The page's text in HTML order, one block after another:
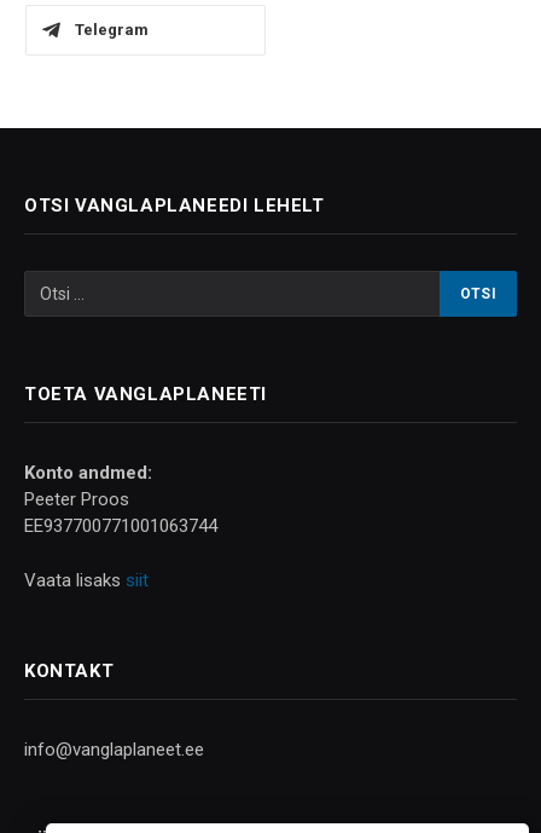
Telegram
OTSI VANGLAPLANEEDI LEHELT
TOETA VANGLAPLANEETI
Konto andmed:
Peeter Proos
EE937700771001063744
Vaata lisaks siit
KONTAKT
info@vanglaplaneet.ee